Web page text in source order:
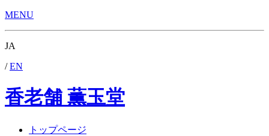
MENU
JA
/ EN
香老舗 薫玉堂
トップページ